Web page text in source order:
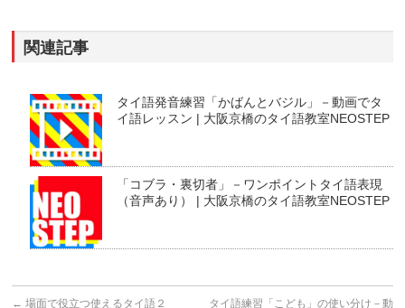
関連記事
タイ語発音練習「かばんとバジル」－動画でタ
イ語レッスン | 大阪京橋のタイ語教室NEOSTEP
「コブラ・裏切者」－ワンポイントタイ語表現
（音声あり） | 大阪京橋のタイ語教室NEOSTEP
← 場面で役立つ使えるタイ語２ タイ語練習「こども」の使い分け－動